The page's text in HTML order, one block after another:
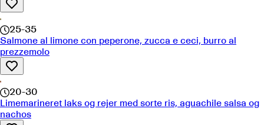
25-35
Salmone al limone con peperone, zucca e ceci, burro al
prezzemolo
20-30
Limemarineret laks og rejer med sorte ris, aguachile salsa og
nachos